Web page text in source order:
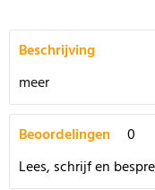
Beschrijving
meer
Beoordelingen
0
Lees, schrijf en